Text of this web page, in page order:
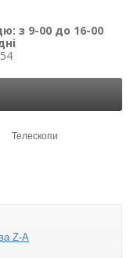
з 9-00 до 16-00
Телескопи
Z-A